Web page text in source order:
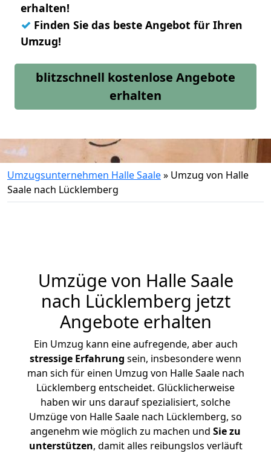
erhalten!
✓ Finden Sie das beste Angebot für Ihren
Umzug!
blitzschnell kostenlose Angebote
erhalten
Umzugsunternehmen Halle Saale» Umzug von Halle
Saale nach Lücklemberg
Umzüge von Halle Saale
nach Lücklemberg jetzt
Angebote erhalten
Ein Umzug kann eine aufregende, aber auch
stressige Erfahrung sein, insbesondere wenn
man sich für einen Umzug von Halle Saale nach
Lücklemberg entscheidet. Glücklicherweise
haben wir uns darauf spezialisiert, solche
Umzüge von Halle Saale nach Lücklemberg, so
angenehm wie möglich zu machen und Sie zu
unterstützen, damit alles reibungslos verläuft